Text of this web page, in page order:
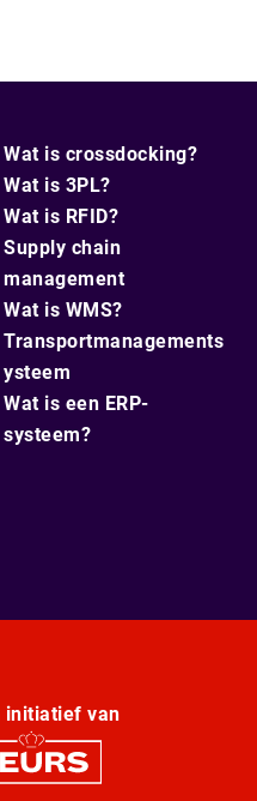
Wat is crossdocking?
Wat is 3PL?
Wat is RFID?
Supply chain
management
Wat is WMS?
Transportmanagements
ysteem
Wat is een ERP-
systeem?
initiatief van